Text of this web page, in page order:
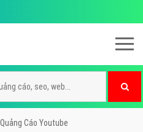
Cáo Youtube